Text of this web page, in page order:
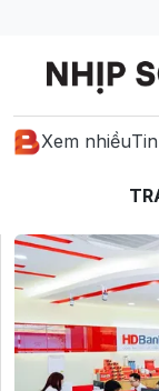
Xem nhiều